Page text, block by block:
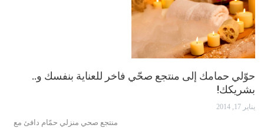
حوّلي حمامك إلى منتجع صحّي فاخر للعناية بنفسك و..
بشريكك!
يناير 17, 2014
منتجع صحي منزلي حمّام دافئ مع